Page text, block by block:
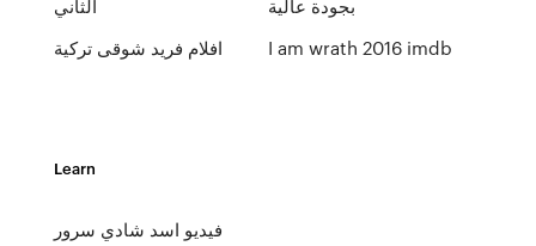
الثاني
افلام فريد شوقى تركية
بجودة عالية
I am wrath 2016 imdb
Learn
فيديو اسد شادي سرور